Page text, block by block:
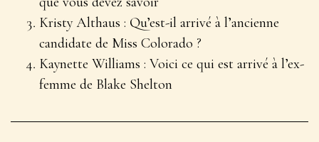
Kristy Althaus : Qu’est-il arrivé à l’ancienne
candidate de Miss Colorado ?
Kaynette Williams : Voici ce qui est arrivé à l’ex-
femme de Blake Shelton